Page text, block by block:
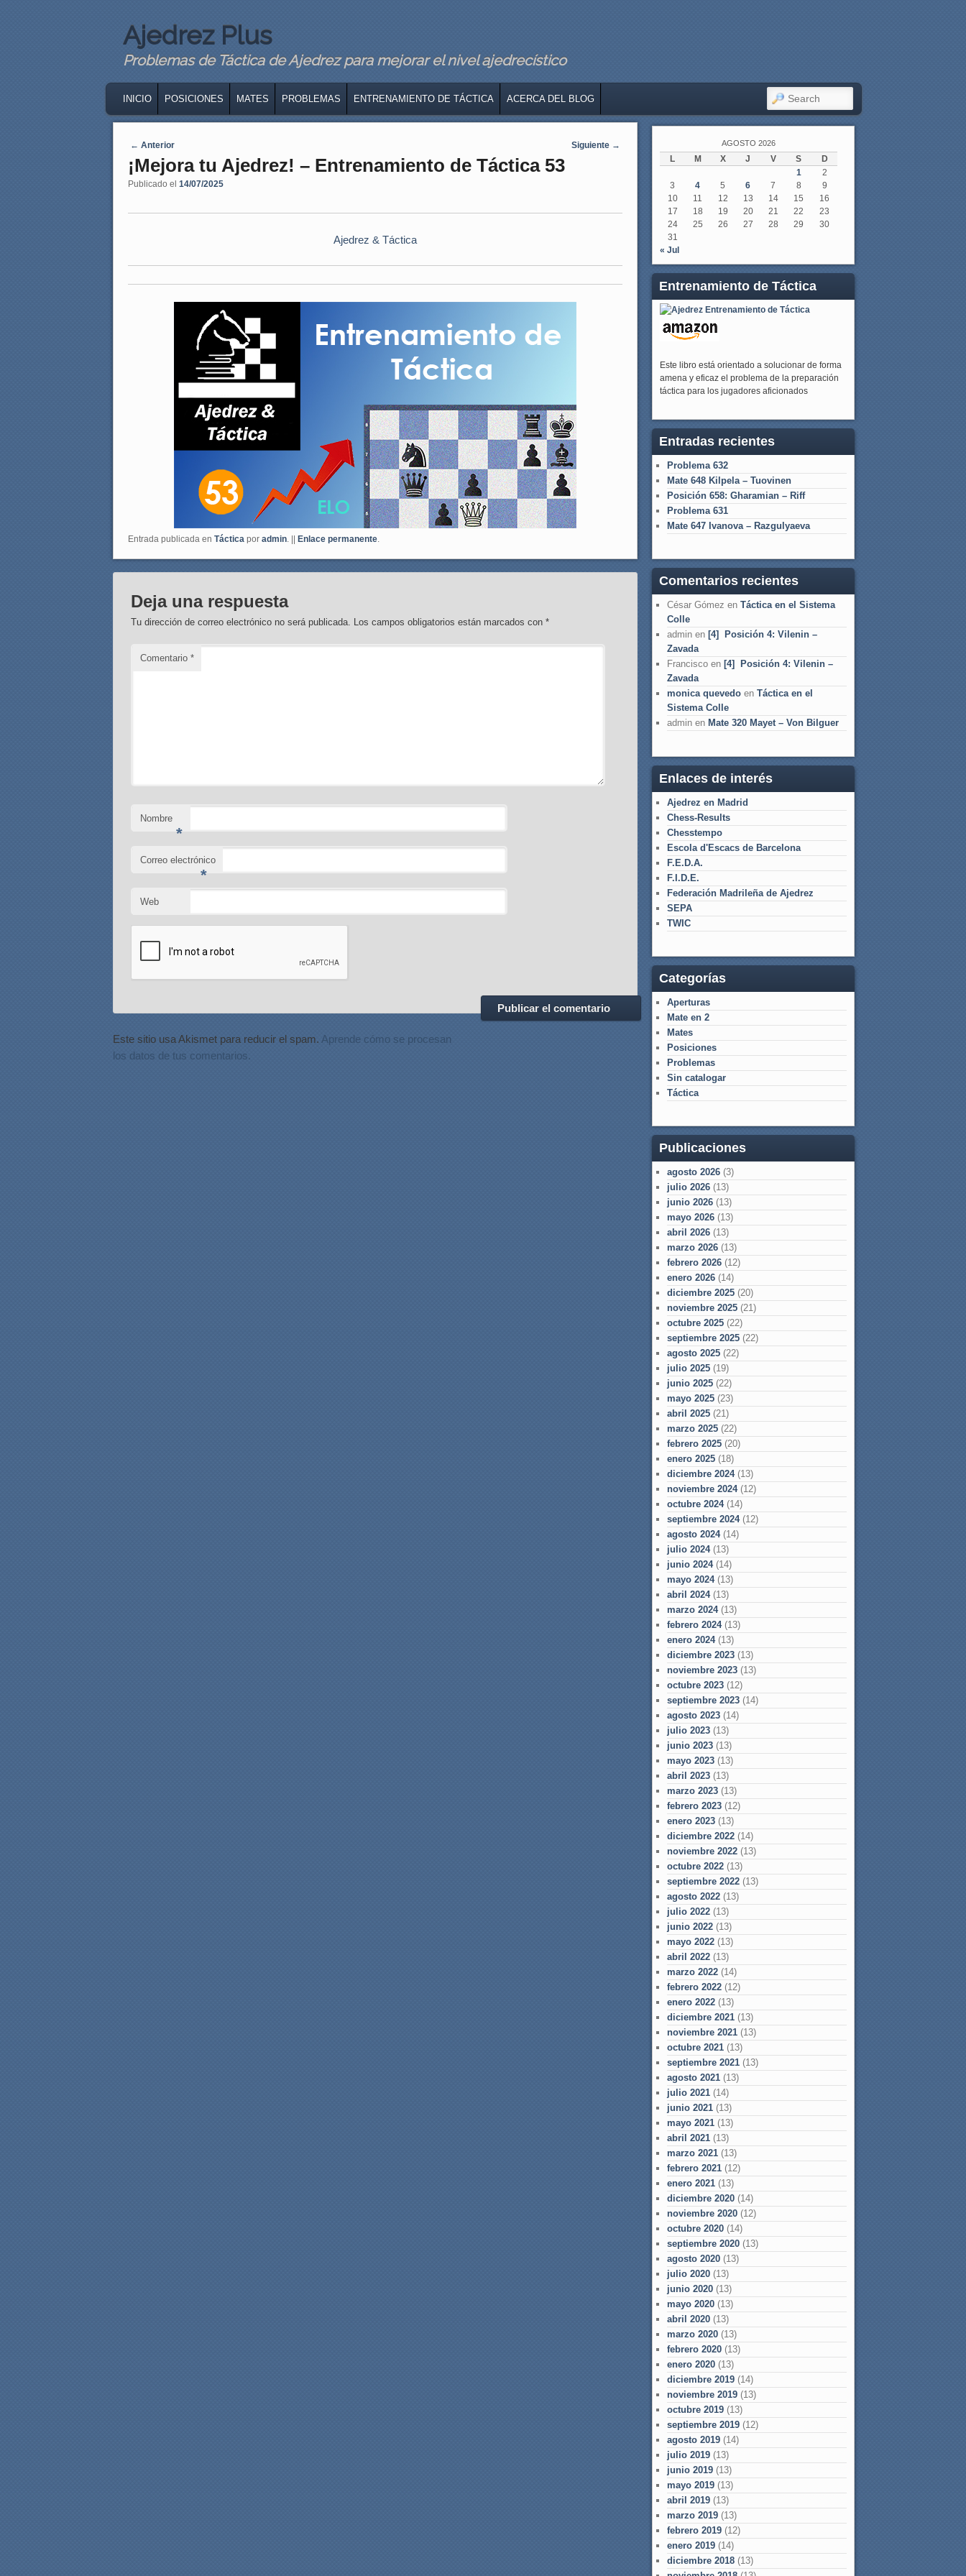
Ajedrez Plus
Problemas de Táctica de Ajedrez para mejorar el nivel ajedrecístico
SKIP TO PRIMARY CONTENT
SKIP TO SECONDARY CONTENT
INICIO POSICIONES MATES PROBLEMAS ENTRENAMIENTO DE TÁCTICA ACERCA DEL BLOG SEARCH
Navegaci�n de entradas
← Anterior Siguiente →
¡Mejora tu Ajedrez! – Entrenamiento de Táctica 53
Publicado el 14/07/2025
Ajedrez & Táctica
Entrada publicada en Táctica por admin. || Enlace permanente.
Deja una respuesta
Tu dirección de correo electrónico no será publicada. Los campos obligatorios están marcados con*
Comentario*
Nombre
*
Correo electrónico
*
Web
Este sitio usa Akismet para reducir el spam. Aprende cómo se procesan
los datos de tus comentarios.
AGOSTO 2026
L M X J V S
D
1
2
3
4 5 6 7 8
9
10
11 12 13 14 15
16
17
18 19 20 21 22
23
24
25 26 27 28 29
30
31
« Jul
Entrenamiento de Táctica
Este libro está orientado a solucionar de forma
amena y eficaz el problema de la preparación
táctica para los jugadores aficionados
Entradas recientes
Problema 632
Mate 648 Kilpela – Tuovinen
Posición 658: Gharamian – Riff
Problema 631
Mate 647 Ivanova – Razgulyaeva
Comentarios recientes
César Gómez en Táctica en el Sistema
Colle
admin en [4] Posición 4: Vilenin –
Zavada
Francisco en [4] Posición 4: Vilenin –
Zavada
monica quevedo en Táctica en el
Sistema Colle
admin en Mate 320 Mayet – Von Bilguer
Enlaces de interés
Ajedrez en Madrid
Chess-Results
Chesstempo
Escola d'Escacs de Barcelona
F.E.D.A.
F.I.D.E.
Federación Madrileña de Ajedrez
SEPA
TWIC
Categorías
Aperturas
Mate en 2
Mates
Posiciones
Problemas
Sin catalogar
Táctica
Publicaciones
agosto 2026 (3)
julio 2026 (13)
junio 2026 (13)
mayo 2026 (13)
abril 2026 (13)
marzo 2026 (13)
febrero 2026 (12)
enero 2026 (14)
diciembre 2025 (20)
noviembre 2025 (21)
octubre 2025 (22)
septiembre 2025 (22)
agosto 2025 (22)
julio 2025 (19)
junio 2025 (22)
mayo 2025 (23)
abril 2025 (21)
marzo 2025 (22)
febrero 2025 (20)
enero 2025 (18)
diciembre 2024(13)
noviembre 2024(12)
octubre 2024(14)
septiembre 2024(12)
agosto 2024(14)
julio 2024(13)
junio 2024(14)
mayo 2024(13)
abril 2024(13)
marzo 2024(13)
febrero 2024(13)
enero 2024(13)
diciembre 2023 (13)
noviembre 2023 (13)
octubre 2023 (12)
septiembre 2023 (14)
agosto 2023 (14)
julio 2023 (13)
junio 2023 (13)
mayo 2023 (13)
abril 2023 (13)
marzo 2023 (13)
febrero 2023 (12)
enero 2023 (13)
diciembre 2022 (14)
noviembre 2022 (13)
octubre 2022 (13)
septiembre 2022 (13)
agosto 2022 (13)
julio 2022 (13)
junio 2022 (13)
mayo 2022 (13)
abril 2022 (13)
marzo 2022 (14)
febrero 2022 (12)
enero 2022 (13)
diciembre 2021 (13)
noviembre 2021 (13)
octubre 2021 (13)
septiembre 2021 (13)
agosto 2021 (13)
julio 2021 (14)
junio 2021 (13)
mayo 2021 (13)
abril 2021 (13)
marzo 2021 (13)
febrero 2021 (12)
enero 2021 (13)
diciembre 2020 (14)
noviembre 2020 (12)
octubre 2020 (14)
septiembre 2020 (13)
agosto 2020 (13)
julio 2020 (13)
junio 2020 (13)
mayo 2020 (13)
abril 2020 (13)
marzo 2020 (13)
febrero 2020 (13)
enero 2020 (13)
diciembre 2019 (14)
noviembre 2019 (13)
octubre 2019 (13)
septiembre 2019 (12)
agosto 2019 (14)
julio 2019 (13)
junio 2019 (13)
mayo 2019 (13)
abril 2019 (13)
marzo 2019 (13)
febrero 2019 (12)
enero 2019 (14)
diciembre 2018 (13)